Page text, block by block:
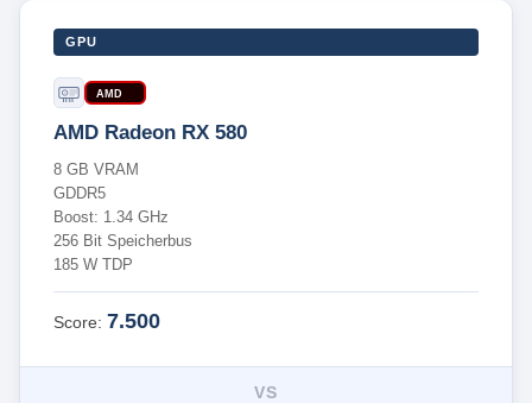
GPU
AMD
AMD Radeon RX 580
8 GB VRAM
GDDR5
Boost: 1.34 GHz
256 Bit Speicherbus
185 W TDP
Score: 7.500
VS